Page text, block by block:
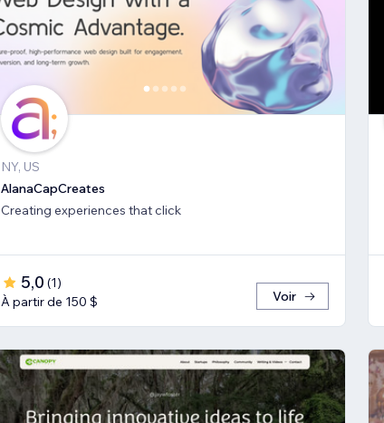
NY, US
AlanaCapCreates
Creating experiences that click
5,0 (1)
À partir de 150 $
Voir